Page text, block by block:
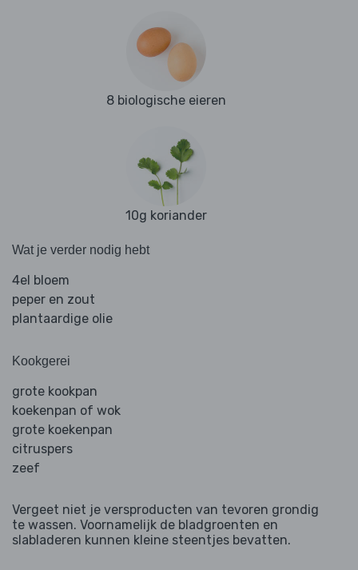
8 biologische eieren
10g koriander
Wat je verder nodig hebt
4el bloem
peper en zout
plantaardige olie
Kookgerei
grote kookpan
koekenpan of wok
grote koekenpan
citruspers
zeef
Vergeet niet je versproducten van tevoren grondig
te wassen. Voornamelijk de bladgroenten en
slabladeren kunnen kleine steentjes bevatten.